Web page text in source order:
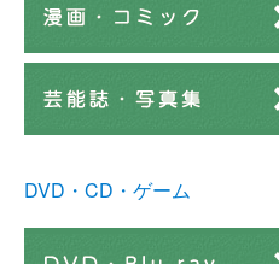
DVD・CD・ゲーム